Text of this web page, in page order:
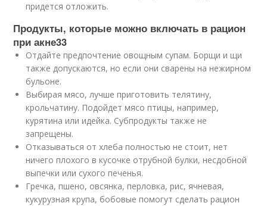
придется отложить.
Продукты, которые можно включать в рацион
при акне33
Отдайте предпочтение овощным супам. Борщи и щи
также допускаются, но если они сварены на нежирном
бульоне.
Выбирая мясо, лучше приготовить телятину,
крольчатину. Подойдет мясо птицы, например,
курятина или идейка. Субпродукты также не
запрещены.
Отказываться от хлеба полностью не стоит, нет
ничего плохого в кусочке отрубной булки, несдобной
выпечки или сухого печенья.
Гречка, пшено, овсянка, перловка, рис, ячневая,
кукурузная крупа, бобовые помогут сделать рацион